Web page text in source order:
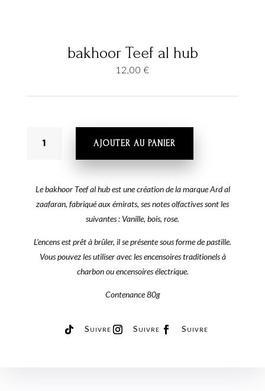
bakhoor Teef al hub
12,00 €
BAKHOOR
AL
HUB
AJOUTER AU PANIER
Le bakhoor Teef al hub est une création de la marque Ard al
zaafaran, fabriqué aux émirats, ses notes olfactives sont les
suivantes : Vanille, bois, rose.
L’encens est prêt à brûler, il se présente sous forme de pastille.
Vous pouvez les utiliser avec les encensoires traditionels à
charbon ou encensoires électrique.
Contenance 80g
Suivre Suivre Suivre